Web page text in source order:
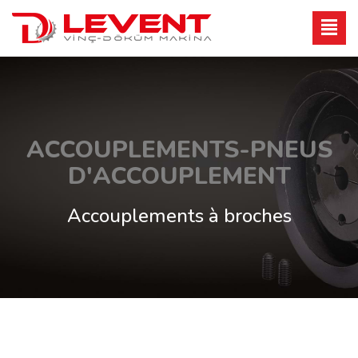
ACCOUPLEMENTS-PNEUS
D'ACCOUPLEMENT
Accouplements à broches